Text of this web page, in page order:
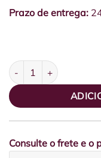
Prazo de entrega:
Cilindro de Vidro M
Consulte o frete e o